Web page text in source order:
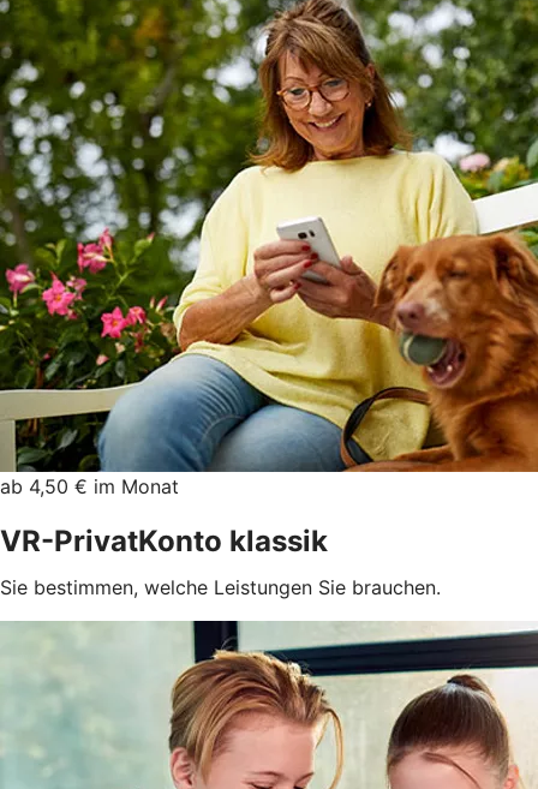
ab 4,50 € im Monat
VR-PrivatKonto klassik
Sie bestimmen, welche Leistungen Sie brauchen.